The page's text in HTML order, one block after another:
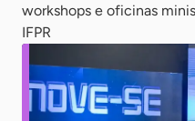
workshops e oficinas
IFPR